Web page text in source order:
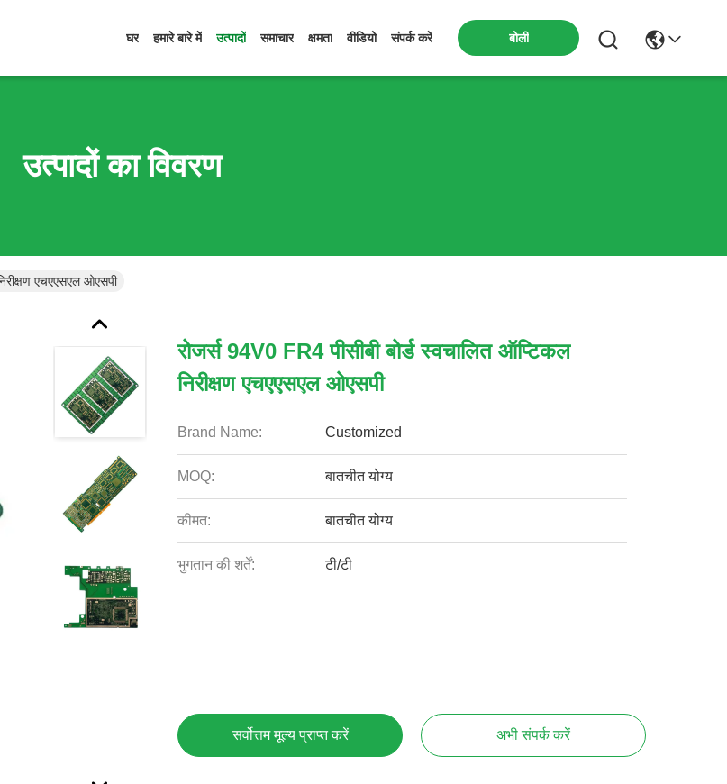
घर हमारे बारे में उत्पादों समाचार क्षमता वीडियो संपर्क करें बोली
उत्पादों का विवरण
एचएएसएल ओएसपी
रोजर्स 94V0 FR4 पीसीबी बोर्ड स्वचालित ऑप्टिकल
निरीक्षण एचएएसएल ओएसपी
Brand Name: Customized
MOQ: बातचीत योग्य
कीमत: बातचीत योग्य
भुगतान की शर्तें: टी/टी
सर्वोत्तम मूल्य प्राप्त करें अभी संपर्क करें